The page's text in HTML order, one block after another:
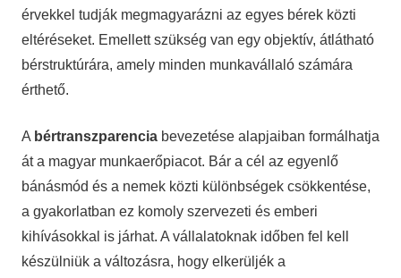
érvekkel tudják megmagyarázni az egyes bérek közti
eltéréseket. Emellett szükség van egy objektív, átlátható
bérstruktúrára, amely minden munkavállaló számára
érthető.
A bértranszparencia bevezetése alapjaiban formálhatja
át a magyar munkaerőpiacot. Bár a cél az egyenlő
bánásmód és a nemek közti különbségek csökkentése,
a gyakorlatban ez komoly szervezeti és emberi
kihívásokkal is járhat. A vállalatoknak időben fel kell
készülniük a változásra, hogy elkerüljék a